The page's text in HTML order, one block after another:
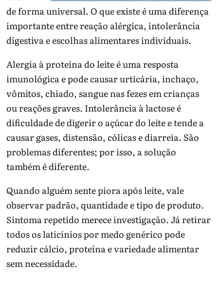
de forma universal. O que existe é uma diferença
importante entre reação alérgica, intolerância
digestiva e escolhas alimentares individuais.
Alergia à proteína do leite é uma resposta
imunológica e pode causar urticária, inchaço,
vômitos, chiado, sangue nas fezes em crianças
ou reações graves. Intolerância à lactose é
dificuldade de digerir o açúcar do leite e tende a
causar gases, distensão, cólicas e diarreia. São
problemas diferentes; por isso, a solução
também é diferente.
Quando alguém sente piora após leite, vale
observar padrão, quantidade e tipo de produto.
Sintoma repetido merece investigação. Já retirar
todos os laticínios por medo genérico pode
reduzir cálcio, proteína e variedade alimentar
sem necessidade.